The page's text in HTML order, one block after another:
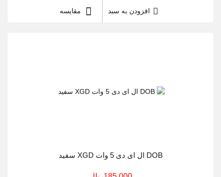
افزودن به سبد مقایسه
DOB ال ای دی 5 وات XGD سفید